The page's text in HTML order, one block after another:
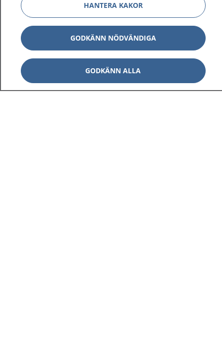
HANTERA KAKOR
GODKÄNN NÖDVÄNDIGA
GODKÄNN ALLA